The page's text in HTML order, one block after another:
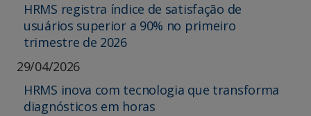
HRMS registra índice de satisfação de
usuários superior a 90% no primeiro
trimestre de 2026
29/04/2026
HRMS inova com tecnologia que transforma
diagnósticos em horas